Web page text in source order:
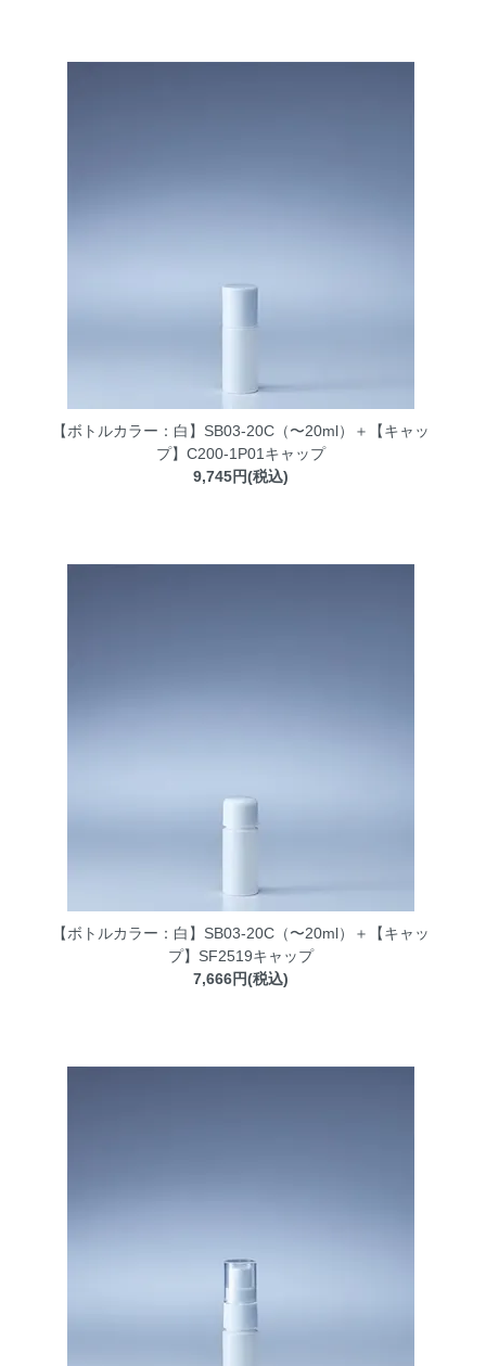
【ボトルカラー：白】SB03-20C（〜20ml）＋【キャッ
プ】C200-1P01キャップ
9,745円(税込)
【ボトルカラー：白】SB03-20C（〜20ml）＋【キャッ
プ】SF2519キャップ
7,666円(税込)